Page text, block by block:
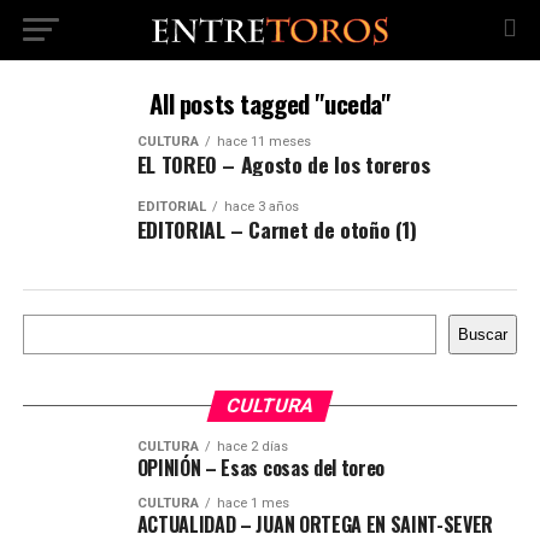
All posts tagged "uceda"
CULTURA hace 11 meses
EL TOREO – Agosto de los toreros
EDITORIAL hace 3 años
EDITORIAL – Carnet de otoño (1)
Buscar
Buscar
CULTURA
CULTURA hace 2 días
OPINIÓN – Esas cosas del toreo
CULTURA hace 1 mes
ACTUALIDAD – JUAN ORTEGA EN SAINT-SEVER